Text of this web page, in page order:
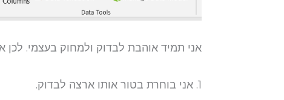
אני תמיד אוהבת לבדוק ולמחוק בעצמי.
1. אני בוחרת בטור אותו ארצה לבדוק.